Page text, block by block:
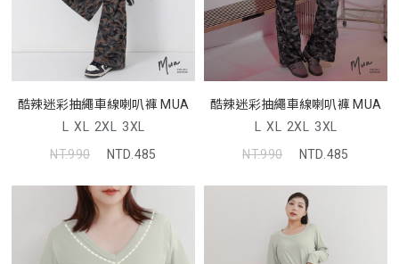
酷辣迷彩抽繩車線喇叭褲 MUA
L XL 2XL 3XL
NT.990
NTD.485
酷辣迷彩抽繩車線喇叭褲 MUA
L XL 2XL 3XL
NT.990
NTD.485